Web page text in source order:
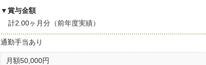
賞与金額
計2.00ヶ月分（前年度実績）
通勤手当あり
月額50,000円